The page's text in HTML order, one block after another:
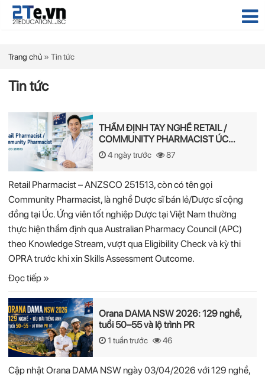
Trang chủ » Tin tức
Tin tức
THẨM ĐỊNH TAY NGHỀ RETAIL /
COMMUNITY PHARMACIST ÚC
2026 – APC & OPRA
4 ngày trước 87
Retail Pharmacist – ANZSCO 251513, còn có tên gọi
Community Pharmacist, là nghề Dược sĩ bán lẻ/Dược sĩ cộng
đồng tại Úc. Ứng viên tốt nghiệp Dược tại Việt Nam thường
thực hiện thẩm định qua Australian Pharmacy Council (APC)
theo Knowledge Stream, vượt qua Eligibility Check và kỳ thi
OPRA trước khi xin Skills Assessment Outcome.
Đọc tiếp »
Orana DAMA NSW 2026: 129 nghề,
tuổi 50–55 và lộ trình PR
1 tuần trước 46
Cập nhật Orana DAMA NSW ngày 03/04/2026 với 129 nghề,